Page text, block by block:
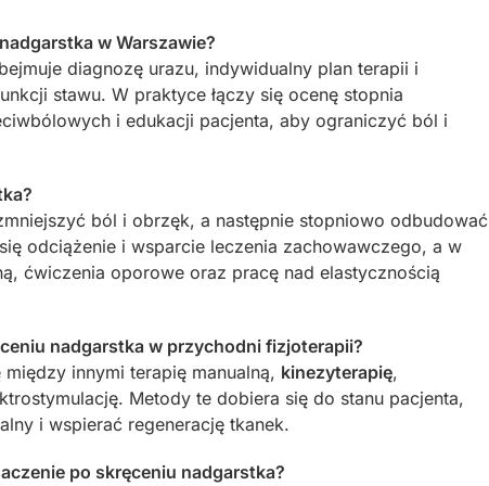
w Warszawie?
diagnozę urazu, indywidualny plan terapii i
stawu. W praktyce łączy się ocenę stopnia
i edukacji pacjenta, aby ograniczyć ból i
ból i obrzęk, a następnie stopniowo odbudować
odciążenie i wsparcie leczenia zachowawczego, a w
ćwiczenia oporowe oraz pracę nad elastycznością
nadgarstka w przychodni fizjoterapii?
innymi terapię manualną, kinezyterapię,
Metody te dobiera się do stanu pacjenta,
i wspierać regenerację tkanek.
po skręceniu nadgarstka?